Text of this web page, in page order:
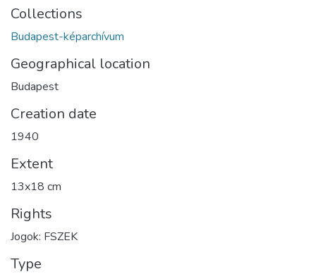
Collections
Budapest-képarchívum
Geographical location
Budapest
Creation date
1940
Extent
13x18 cm
Rights
Jogok: FSZEK
Type